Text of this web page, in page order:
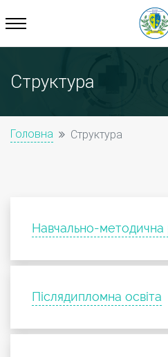
Структура
Головна Структура
Навчально-методична
Післядипломна освіта